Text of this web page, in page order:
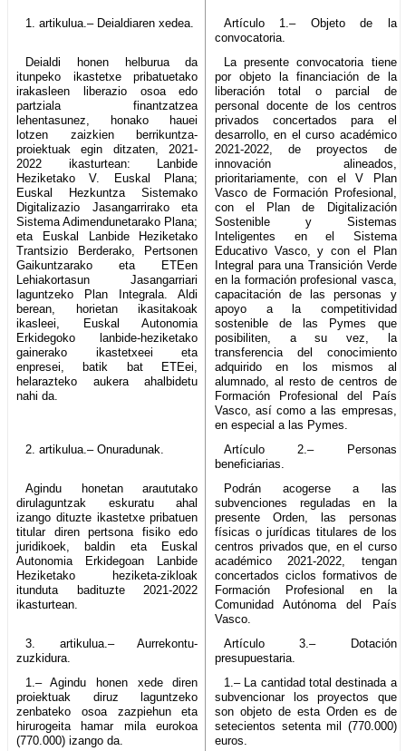
1. artikulua.– Deialdiaren xedea.
Artículo 1.– Objeto de la
convocatoria.
Deialdi honen helburua da
itunpeko ikastetxe pribatuetako
irakasleen liberazio osoa edo
partziala finantzatzea
lehentasunez, honako hauei
lotzen zaizkien berrikuntza-
proiektuak egin ditzaten, 2021-
2022 ikasturtean: Lanbide
Heziketako V. Euskal Plana;
Euskal Hezkuntza Sistemako
Digitalizazio Jasangarrirako eta
Sistema Adimendunetarako Plana;
eta Euskal Lanbide Heziketako
Trantsizio Berderako, Pertsonen
Gaikuntzarako eta ETEen
Lehiakortasun Jasangarriari
laguntzeko Plan Integrala. Aldi
berean, horietan ikasitakoak
ikasleei, Euskal Autonomia
Erkidegoko lanbide-heziketako
gainerako ikastetxeei eta
enpresei, batik bat ETEei,
helarazteko aukera ahalbidetu
nahi da.
La presente convocatoria tiene
por objeto la financiación de la
liberación total o parcial de
personal docente de los centros
privados concertados para el
desarrollo, en el curso académico
2021-2022, de proyectos de
innovación alineados,
prioritariamente, con el V Plan
Vasco de Formación Profesional,
con el Plan de Digitalización
Sostenible y Sistemas
Inteligentes en el Sistema
Educativo Vasco, y con el Plan
Integral para una Transición Verde
en la formación profesional vasca,
capacitación de las personas y
apoyo a la competitividad
sostenible de las Pymes que
posibiliten, a su vez, la
transferencia del conocimiento
adquirido en los mismos al
alumnado, al resto de centros de
Formación Profesional del País
Vasco, así como a las empresas,
en especial a las Pymes.
2. artikulua.– Onuradunak.
Artículo 2.– Personas
beneficiarias.
Agindu honetan araututako
dirulaguntzak eskuratu ahal
izango dituzte ikastetxe pribatuen
titular diren pertsona fisiko edo
juridikoek, baldin eta Euskal
Autonomia Erkidegoan Lanbide
Heziketako heziketa-zikloak
itunduta badituzte 2021-2022
ikasturtean.
Podrán acogerse a las
subvenciones reguladas en la
presente Orden, las personas
físicas o jurídicas titulares de los
centros privados que, en el curso
académico 2021-2022, tengan
concertados ciclos formativos de
Formación Profesional en la
Comunidad Autónoma del País
Vasco.
3. artikulua.– Aurrekontu-
zuzkidura.
Artículo 3.– Dotación
presupuestaria.
1.– Agindu honen xede diren
proiektuak diruz laguntzeko
zenbateko osoa zazpiehun eta
hirurogeita hamar mila eurokoa
(770.000) izango da.
1.– La cantidad total destinada a
subvencionar los proyectos que
son objeto de esta Orden es de
setecientos setenta mil (770.000)
euros.